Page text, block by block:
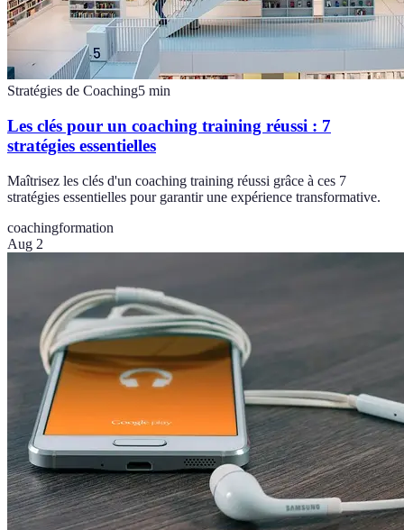
Stratégies de Coaching5 min
Les clés pour un coaching training réussi : 7
stratégies essentielles
Maîtrisez les clés d'un coaching training réussi grâce à ces 7
stratégies essentielles pour garantir une expérience transformative.
coachingformation
Aug 2